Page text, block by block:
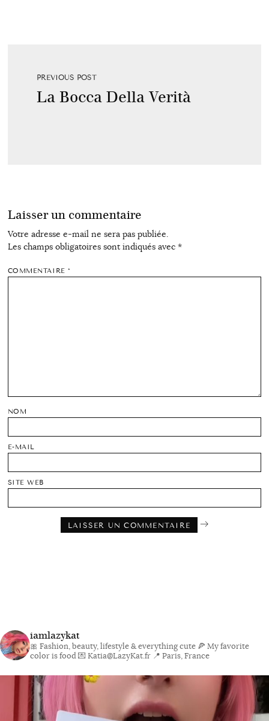
PREVIOUS POST
La Bocca Della Verità
Laisser un commentaire
Votre adresse e-mail ne sera pas publiée.
Les champs obligatoires sont indiqués avec *
COMMENTAIRE*
NOM
E-MAIL
SITE WEB
iamlazykat
🎀 Fashion, beauty, lifestyle & everything cute 🍕 My favorite
color is food💌 Katia@LazyKat.fr 📍 Paris, France